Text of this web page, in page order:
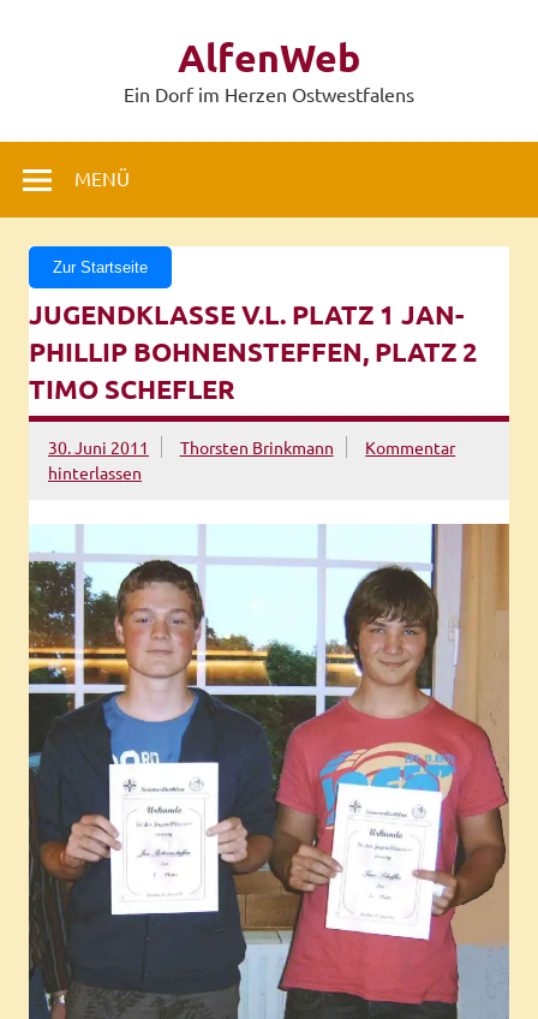
AlfenWeb
Ein Dorf im Herzen Ostwestfalens
MENÜ
Zur Startseite
JUGENDKLASSE V.L. PLATZ 1 JAN-
PHILLIP BOHNENSTEFFEN, PLATZ 2
TIMO SCHEFLER
30. Juni 2011 Thorsten Brinkmann
Kommentar
hinterlassen